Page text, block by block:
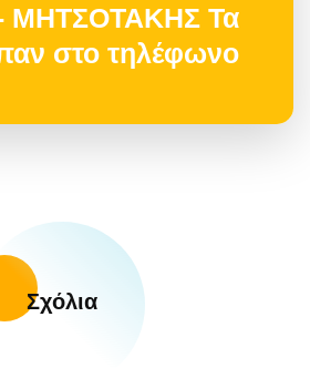
ΜΗΤΣΟΤΑΚΗΣ Τα
στο τηλέφωνο
Σχόλια